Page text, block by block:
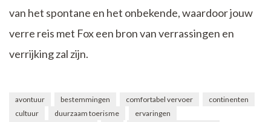
van het spontane en het onbekende, waardoor jouw
verre reis met Fox een bron van verrassingen en
verrijking zal zijn.
avontuur bestemmingen comfortabel vervoer
continenten
cultuur
duurzaam toerisme
ervaringen